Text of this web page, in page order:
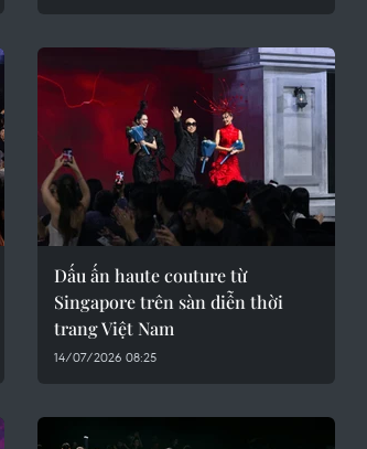
Dấu ấn haute couture từ
Singapore trên sàn diễn thời
trang Việt Nam
14/07/2026 08:25